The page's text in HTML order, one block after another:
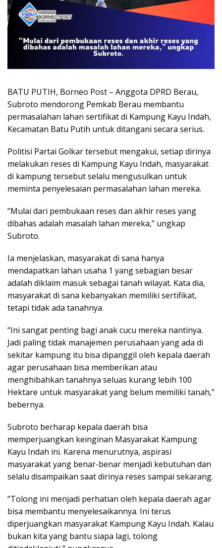
BATU PUTIH, Borneo Post – Anggota DPRD Berau,
Subroto mendorong Pemkab Berau membantu
permasalahan lahan sertifikat di Kampung Kayu Indah,
Kecamatan Batu Putih untuk ditangani secara serius.
Politisi Partai Golkar tersebut mengakui, setiap dirinya
melakukan reses di Kampung Kayu Indah, masyarakat
di kampung tersebut selalu mengusulkan untuk
meminta penyelesaian permasalahan lahan mereka.
“Mulai dari pembukaan reses dan akhir reses yang
dibahas adalah masalah lahan mereka,” ungkap
Subroto.
Ia menjelaskan, masyarakat di sana hanya
mendapatkan lahan usaha 1 yang sebagian besar
adalah diklaim masuk sebagai tanah wilayat. Kata dia,
masyarakat di sana kebanyakan memiliki sertifikat,
tetapi tidak ada tanahnya.
“Ini sangat penting bagi anak cucu mereka nantinya.
Jadi paling tidak manajemen perusahaan yang ada di
sekitar kampung itu bisa dipanggil oleh kepala daerah
agar perusahaan bisa memberikan atau
menghibahkan tanahnya seluas kurang lebih 100
Hektare untuk masyarakat yang belum memiliki tanah,”
bebernya.
Subroto berharap kepala daerah bisa
memperjuangkan keinginan Masyarakat Kampung
Kayu Indah ini. Karena menurutnya, aspirasi
masyarakat yang benar-benar menjadi kebutuhan dan
selalu disampaikan saat dirinya reses sampai sekarang.
“Tolong ini menjadi perhatian oleh kepala daerah agar
bisa membantu menyelesaikannya. Ini terus
diperjuangkan masyarakat Kampung Kayu Indah. Kalau
bukan kita yang bantu siapa lagi, tolong